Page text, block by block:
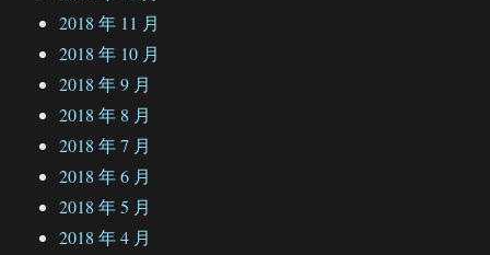
2018 年 11 月
2018 年 10 月
2018 年 9 月
2018 年 8 月
2018 年 7 月
2018 年 6 月
2018 年 5 月
2018 年 4 月